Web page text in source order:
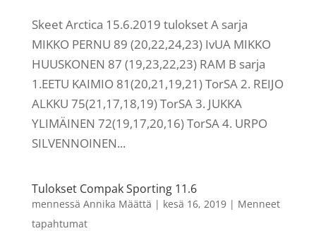
Skeet Arctica 15.6.2019 tulokset A sarja
MIKKO PERNU 89 (20,22,24,23) IvUA MIKKO
HUUSKONEN 87 (19,23,22,23) RAM B sarja
1.EETU KAIMIO 81(20,21,19,21) TorSA 2. REIJO
ALKKU 75(21,17,18,19) TorSA 3. JUKKA
YLIMÄINEN 72(19,17,20,16) TorSA 4. URPO
SILVENNOINEN...
Tulokset Compak Sporting 11.6
mennessä Annika Määttä | kesä 16, 2019| Menneet
tapahtumat